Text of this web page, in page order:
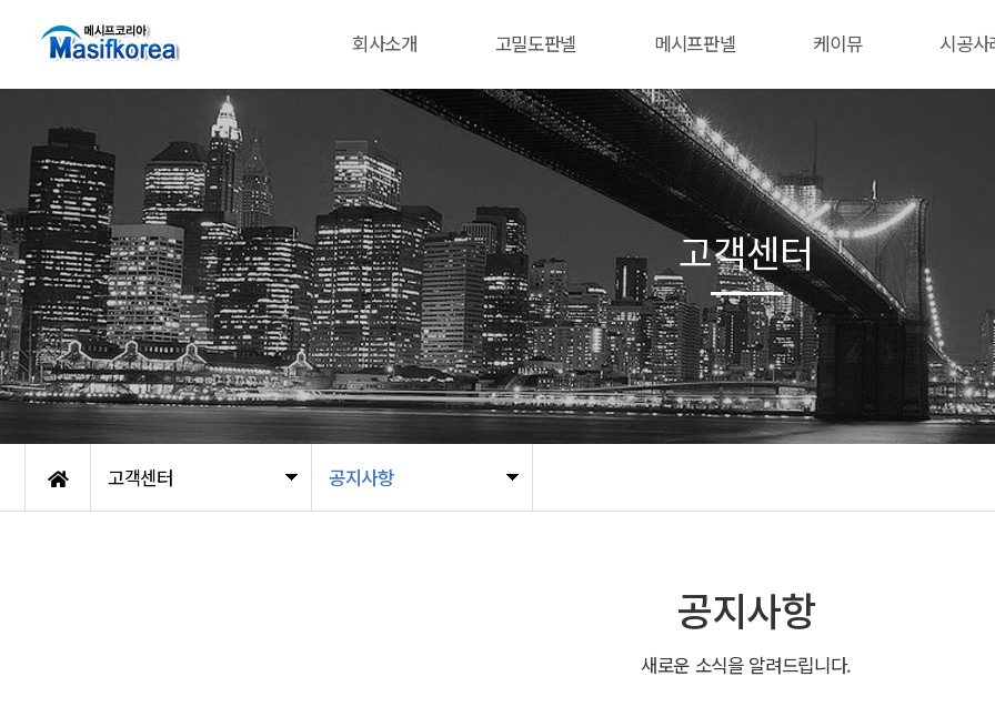
회사소개 고밀도판넬 메시프판넬 케이뮤 시공사
고객센터 공지사항
고객센터
공지사항
새로운 소식을 알려드립니다.